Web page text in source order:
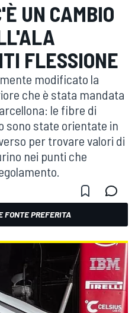
UN CAMBIO
FLESSIONE
modificato la
che è stata mandata
le fibre di
sono state orientate in
per trovare valori di
nei punti che
FONTE PREFERITA